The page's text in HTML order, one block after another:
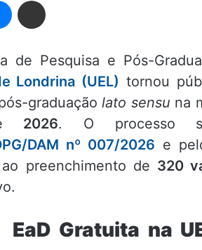
de Pesquisa e Pós-
Londrina (UEL) tornou
graduaçãolato sensu na
2026. O processo
DAM nº 007/2026 e
preenchimento de 320
Gratuita na